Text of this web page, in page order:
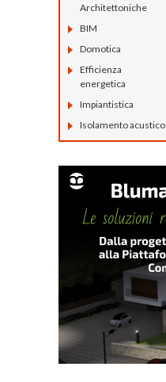
Architettoniche
BIM
Domotica
Efficienza
energetica
Impiantistica
Isolamento acustico